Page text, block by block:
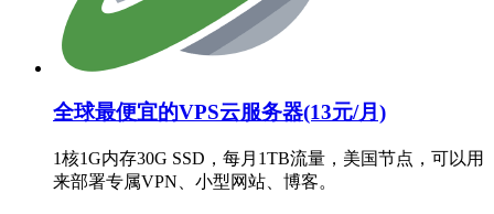
全球最便宜的VPS云服务器(13元/月)
1核1G内存30G SSD，每月1TB流量，美国节点，可以用
来部署专属VPN、小型网站、博客。